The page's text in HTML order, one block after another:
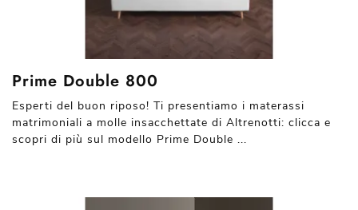
Prime Double 800
Esperti del buon riposo! Ti presentiamo i materassi
matrimoniali a molle insacchettate di Altrenotti: clicca e
scopri di più sul modello Prime Double ...